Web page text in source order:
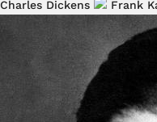
Charles Dickens
Frank